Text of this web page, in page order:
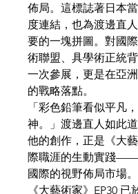
佈局。這標誌著日本
度連結，也為渡邊直
要的一塊拼圖。對國
術聯盟、具學術正統
一次參展，更是在亞
的戰略落點。
「彩色鉛筆看似平凡
神。」渡邊直人如此
他的創作，正是《大
際職涯的生動實踐——
國際的視野佈局市場。
《大藝術家》EP30 已